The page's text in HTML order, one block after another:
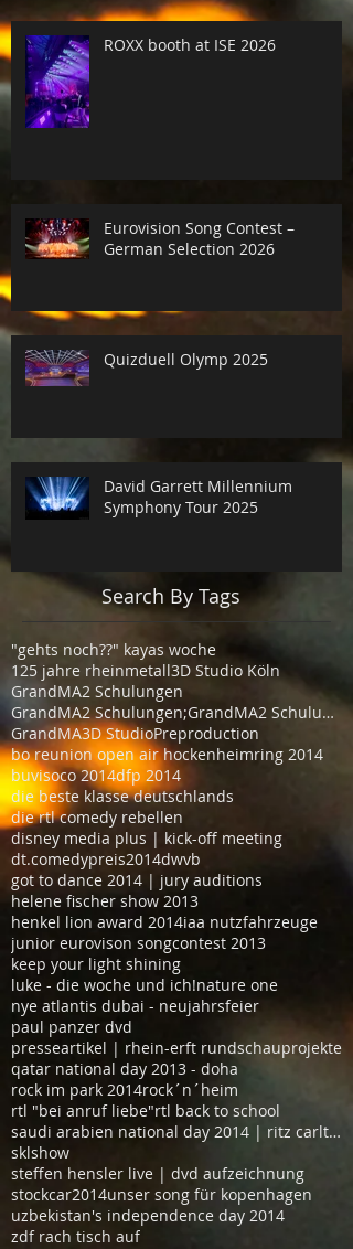
ROXX booth at ISE 2026
Eurovision Song Contest –
German Selection 2026
Quizduell Olymp 2025
David Garrett Millennium
Symphony Tour 2025
Search By Tags
"gehts noch??" kayas woche
125 jahre rheinmetall3D Studio Köln
GrandMA2 Schulungen
GrandMA2 Schulungen;GrandMA2 Schulungen Köln
GrandMA3D StudioPreproduction
bo reunion open air hockenheimring 2014
buvisoco 2014dfp 2014
die beste klasse deutschlands
die rtl comedy rebellen
disney media plus | kick-off meeting
dt.comedypreis2014dwvb
got to dance 2014 | jury auditions
helene fischer show 2013
henkel lion award 2014iaa nutzfahrzeuge
junior eurovison songcontest 2013
keep your light shining
luke - die woche und ich!nature one
nye atlantis dubai - neujahrsfeier
paul panzer dvd
presseartikel | rhein-erft rundschauprojekte
qatar national day 2013 - doha
rock im park 2014rock´n´heim
rtl "bei anruf liebe"rtl back to school
saudi arabien national day 2014 | ritz carlton hot
sklshow
steffen hensler live | dvd aufzeichnung
stockcar2014unser song für kopenhagen
uzbekistan's independence day 2014
zdf rach tisch auf